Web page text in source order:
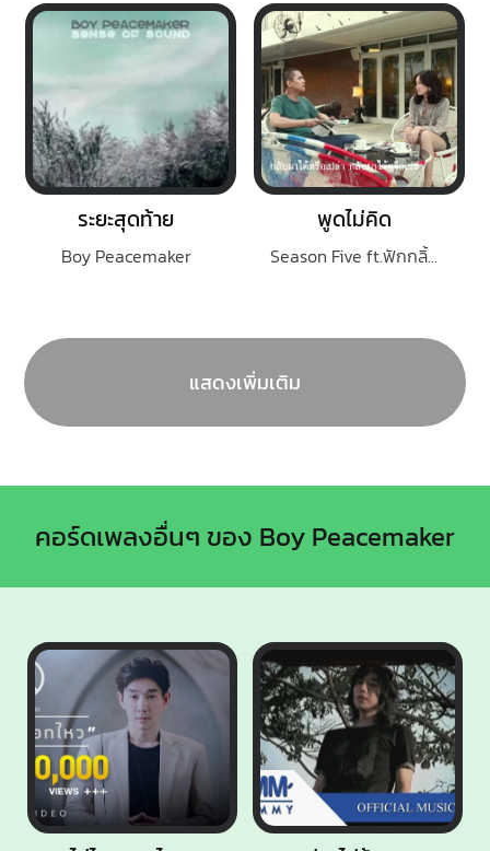
ระยะสุดท้าย
Boy Peacemaker
พูดไม่คิด
Season Five ft.ฟักกลิ้ง ฮีโร่
แสดงเพิ่มเติม
คอร์ดเพลงอื่นๆ ของ Boy Peacemaker